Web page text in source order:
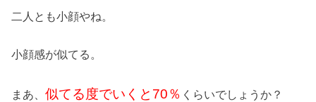
二人とも小顔やね。
小顔感が似てる。
まあ、似てる度でいくと70％ くらいでしょうか？